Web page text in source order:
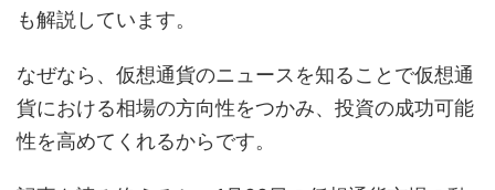
も解説しています。
なぜなら、仮想通貨のニュースを知ることで仮想通
貨における相場の方向性をつかみ、投資の成功可能
性を高めてくれるからです。